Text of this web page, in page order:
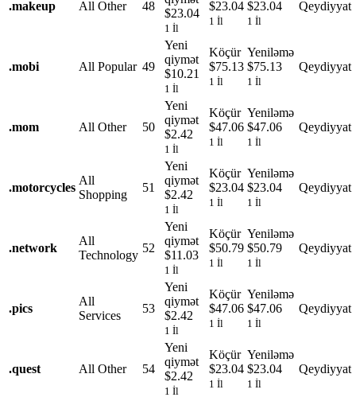
.makeup All Other 48
$23.04
1 İl
$23.04
1 İl
$23.04
1 İl
Qeydiyyat
.mobi All Popular 49
Yeni
qiymət
$10.21
1 İl
Köçür
$75.13
1 İl
Yeniləmə
$75.13
1 İl
Qeydiyyat
.mom All Other 50
Yeni
qiymət
$2.42
1 İl
Köçür
$47.06
1 İl
Yeniləmə
$47.06
1 İl
Qeydiyyat
.motorcycles
All
Shopping
51
Yeni
qiymət
$2.42
1 İl
Köçür
$23.04
1 İl
Yeniləmə
$23.04
1 İl
Qeydiyyat
.network
All
Technology
52
Yeni
qiymət
$11.03
1 İl
Köçür
$50.79
1 İl
Yeniləmə
$50.79
1 İl
Qeydiyyat
.pics
All
Services
53
Yeni
qiymət
$2.42
1 İl
Köçür
$47.06
1 İl
Yeniləmə
$47.06
1 İl
Qeydiyyat
.quest All Other 54
Yeni
qiymət
$2.42
1 İl
Köçür
$23.04
1 İl
Yeniləmə
$23.04
1 İl
Qeydiyyat